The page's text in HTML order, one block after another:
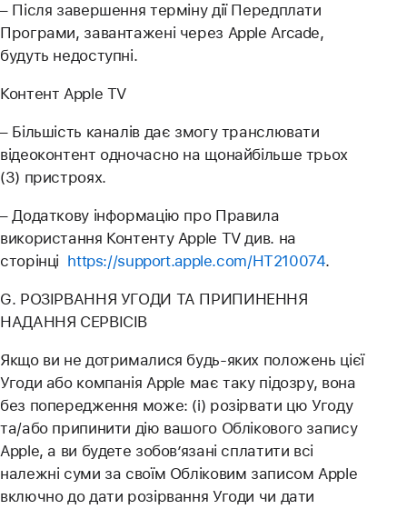
– Після завершення терміну дії Передплати
Програми, завантажені через Apple Arcade,
будуть недоступні.
Контент Apple TV
– Більшість каналів дає змогу транслювати
відеоконтент одночасно на щонайбільше трьох
(3) пристроях.
– Додаткову інформацію про Правила
використання Контенту Apple TV див. на
сторінці https://support.apple.com/HT210074.
G. РОЗІРВАННЯ УГОДИ ТА ПРИПИНЕННЯ
НАДАННЯ СЕРВІСІВ
Якщо ви не дотрималися будь-яких положень цієї
Угоди або компанія Apple має таку підозру, вона
без попередження може: (i) розірвати цю Угоду
та/або припинити дію вашого Облікового запису
Apple, а ви будете зобов’язані сплатити всі
належні суми за своїм Обліковим записом Apple
включно до дати розірвання Угоди чи дати